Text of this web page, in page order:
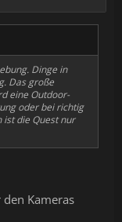
Dinge in
Das große
eine Outdoor-
oder bei richtig
die Quest nur
Kameras